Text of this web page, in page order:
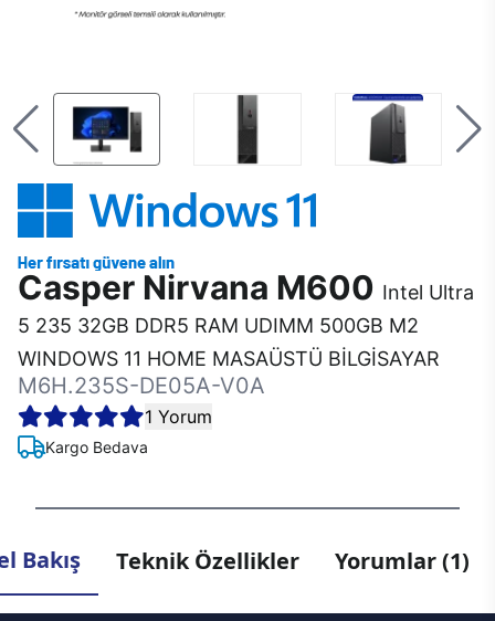
Casper Nirvana M600 Intel Ultra
5 235 32GB DDR5 RAM UDIMM 500GB M2
WINDOWS 11 HOME MASAÜSTÜ BİLGİSAYAR
M6H.235S-DE05A-V0A
1 Yorum
Kargo Bedava
Bakış Teknik Özellikler Yorumlar (1)